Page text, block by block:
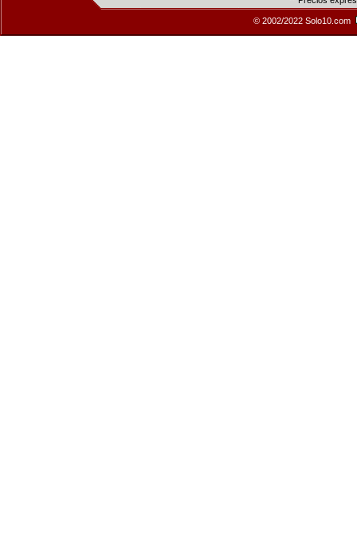
© 2002/2022 Solo10.com